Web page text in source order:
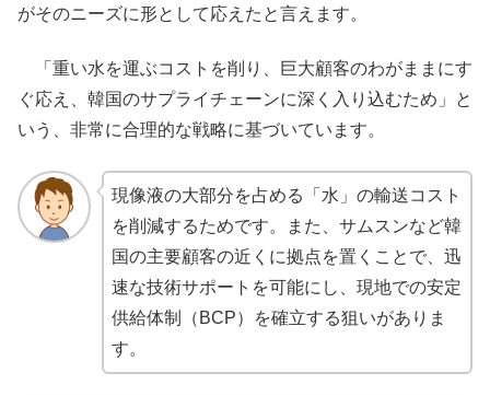
がそのニーズに形として応えたと言えます。
「重い水を運ぶコストを削り、巨大顧客のわがままにす
ぐ応え、韓国のサプライチェーンに深く入り込むため」と
いう、非常に合理的な戦略に基づいています。
現像液の大部分を占める「水」の輸送コスト
を削減するためです。また、サムスンなど韓
国の主要顧客の近くに拠点を置くことで、迅
速な技術サポートを可能にし、現地での安定
供給体制（BCP）を確立する狙いがありま
す。